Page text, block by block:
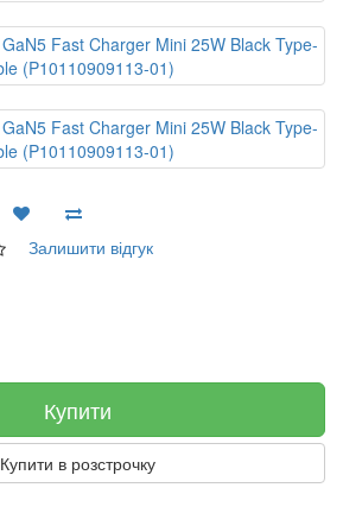
Залишити відгук
Купити
Купити в розстрочку